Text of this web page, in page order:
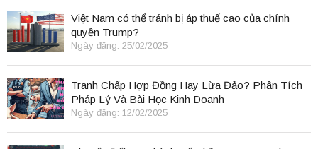
Việt Nam có thể tránh bị áp thuế cao của chính
quyền Trump?
Ngày đăng: 25/02/2025
Tranh Chấp Hợp Đồng Hay Lừa Đảo? Phân Tích
Pháp Lý Và Bài Học Kinh Doanh
Ngày đăng: 12/02/2025